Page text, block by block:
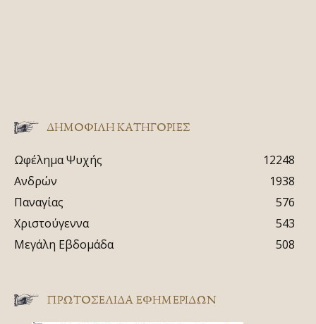
ΔΗΜΟΦΙΛΗ ΚΑΤΗΓΟΡΙΕΣ
Ωφέλημα Ψυχής
12248
Ανδρών
1938
Παναγίας
576
Χριστούγεννα
543
Μεγάλη Εβδομάδα
508
ΠΡΩΤΟΣΈΛΙΔΑ ΕΦΗΜΕΡΊΔΩΝ